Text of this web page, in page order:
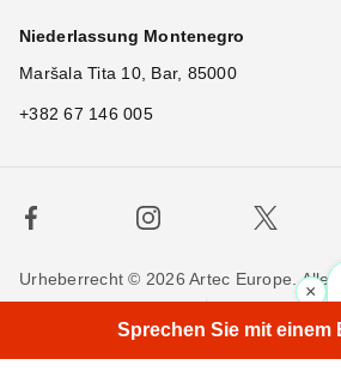
×
Niederlassung Montenegro
Maršala Tita 10, Bar, 85000
+382 67 146 005
Urheberrecht © 2026 Artec Europe. Alle
Privatsphäre
Cookie-Richtlinien
Sprechen Sie mit einem